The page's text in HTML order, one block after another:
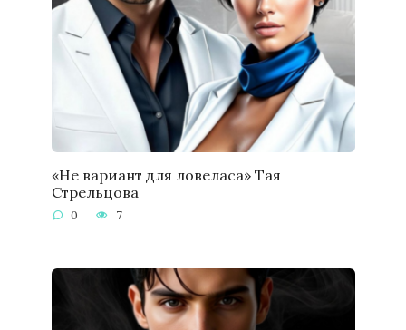
«Не вариант для ловеласа» Тая
Стрельцова
0 7